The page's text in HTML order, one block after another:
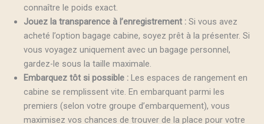
connaître le poids exact.
Jouez la transparence à l’enregistrement : Si vous avez
acheté l’option bagage cabine, soyez prêt à la présenter. Si
vous voyagez uniquement avec un bagage personnel,
gardez-le sous la taille maximale.
Embarquez tôt si possible : Les espaces de rangement en
cabine se remplissent vite. En embarquant parmi les
premiers (selon votre groupe d’embarquement), vous
maximisez vos chances de trouver de la place pour votre